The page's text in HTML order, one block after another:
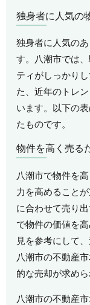
独身者に人気の
独身者に人気の
す。八潮市では
ティがしっかり
た、近年のトレ
います。以下の
たものです。
物件を高く売る
八潮市で物件を
力を高めること
に合わせて売り
で物件の価値を
見を参考にして
八潮市の不動産
的な売却が求めら
八潮市の不動産